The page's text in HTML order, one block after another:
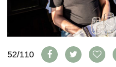
ABO
AUSGABE
ARCHIV
VORTEILSWELT
BÜCHER
WEINSZENE
PORTRAITS
VINOPHILES
ANMELDEN
AWARDS
GEWINNSPIELE
VORTEILSWELT
52/110